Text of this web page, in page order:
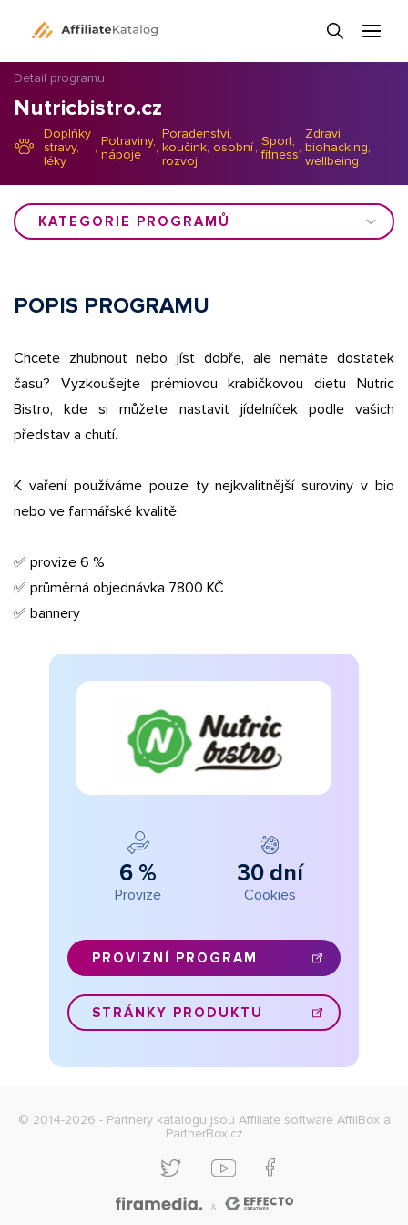
Detail programu
Nutricbistro.cz
Doplňky
stravy,
léky
,Potraviny,
nápoje
,
Poradenství,
koučink, osobní
rozvoj
,Sport,
fitness,
Zdraví,
biohacking,
wellbeing
KATEGORIE PROGRAMŮ
POPIS PROGRAMU
Chcete zhubnout nebo jíst dobře, ale nemáte dostatek
času? Vyzkoušejte prémiovou krabičkovou dietu Nutric
Bistro, kde si můžete nastavit jídelníček podle vašich
představ a chutí.
K vaření používáme pouze ty nejkvalitnější suroviny v bio
nebo ve farmářské kvalitě.
✅ provize 6 %
✅ průměrná objednávka 7800 KČ
✅ bannery
6 %
Provize
30 dní
Cookies
PROVIZNÍ PROGRAM
STRÁNKY PRODUKTU
© 2014-2026 - Partnery katalogu jsou Affiliate software AffilBox a
PartnerBox.cz
&